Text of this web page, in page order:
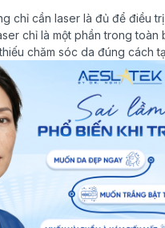
chỉ cần laser là đủ để điều
chỉ là một phần trong toàn
chăm sóc da đúng cách
và nguy cơ nám tái phát vẫn